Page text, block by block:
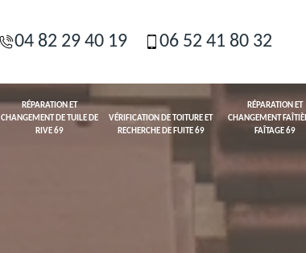
04 82 29 40 19 06 52 41 80 32
RÉPARATION ET
CHANGEMENT DE TUILE DE
RIVE 69
VÉRIFICATION DE TOITURE ET
RECHERCHE DE FUITE 69
RÉPARATION ET
CHANGEMENT
FAÎTAGE 69